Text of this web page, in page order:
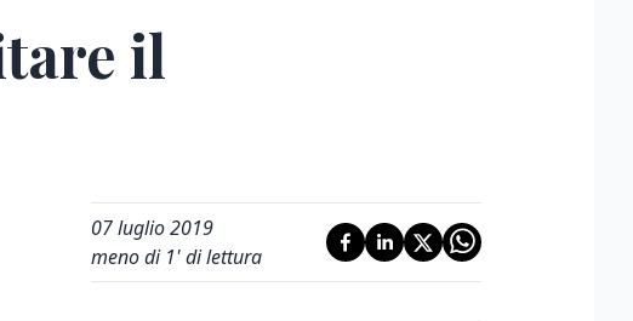
il
07 luglio 2019
meno di 1' di lettura